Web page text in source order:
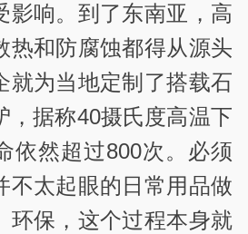
影响。到了东南亚，高
热和防腐蚀都得从源头
就为当地定制了搭载石
，据称40摄氏度高温下
依然超过800次。必须
不太起眼的日常用品做
环保，这个过程本身就